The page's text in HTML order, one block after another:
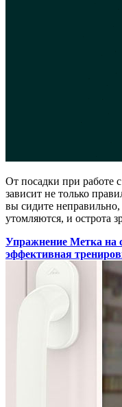
От посадки при работе
зависит не только
вы сидите
утомляются, и острота
Упражнение Метка на
эффективная